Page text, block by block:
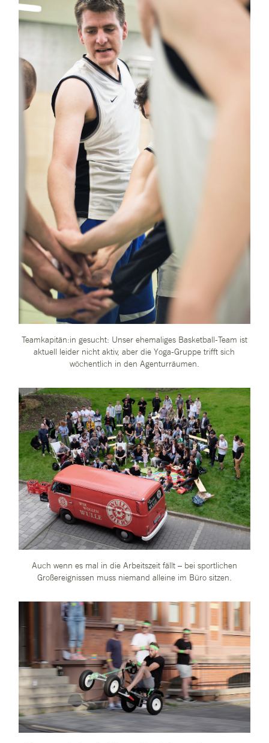
Teamkapitän:in gesucht: Unser ehemaliges Basketball-Team ist
aktuell leider nicht aktiv, aber die Yoga-Gruppe trifft sich
wöchentlich in den Agenturräumen.
Auch wenn es mal in die Arbeitszeit fällt – bei sportlichen
Großereignissen muss niemand alleine im Büro sitzen.